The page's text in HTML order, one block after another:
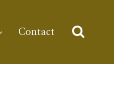
Contact